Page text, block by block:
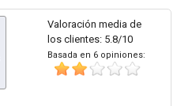
Valoración media de
los clientes: 5.8/10
Basada en 6 opiniones: